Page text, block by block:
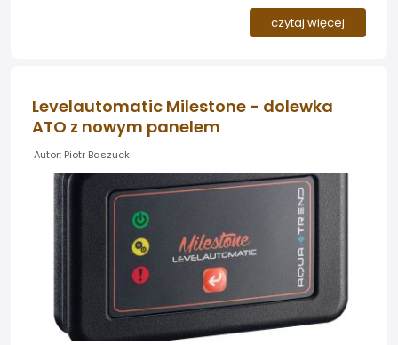
sprawdzonego nawozu. Dotychczasowe Pałeczki
Nawozowe GT AQUA trafiają na rynek pod nową
składniki pozostają bez zmian.
czytaj więcej
Levelautomatic Milestone - dolewka
ATO z nowym panelem
Autor: Piotr Baszucki